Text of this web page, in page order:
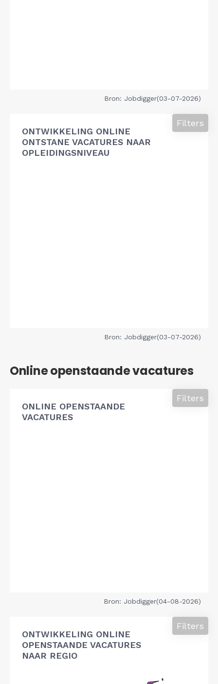
Bron: Jobdigger(03-07-2026)
ONTWIKKELING ONLINE
ONTSTANE VACATURES NAAR
OPLEIDINGSNIVEAU
Filters
Bron: Jobdigger(03-07-2026)
Online openstaande vacatures
ONLINE OPENSTAANDE
VACATURES
Filters
Bron: Jobdigger(04-08-2026)
ONTWIKKELING ONLINE
OPENSTAANDE VACATURES
NAAR REGIO
Filters